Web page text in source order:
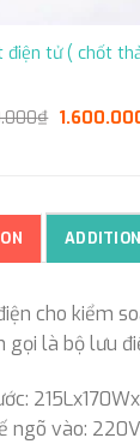
điện tử ( chốt
₫ Original
cho kiểm
gọi là bộ lưu
ngõ vào: